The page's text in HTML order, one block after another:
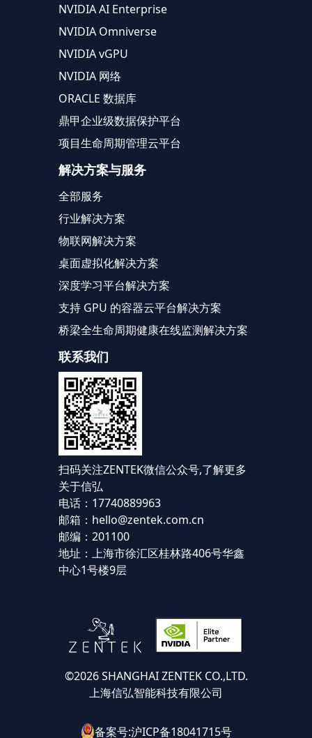
NVIDIA AI Enterprise
NVIDIA Omniverse
NVIDIA vGPU
NVIDIA 网络
ORACLE 数据库
鼎甲企业级数据保护平台
项目生命周期管理云平台
解决方案与服务
全部服务
行业解决方案
物联网解决方案
桌面虚拟化解决方案
深度学习平台解决方案
支持 GPU 的容器云平台解决方案
桥梁全生命周期健康在线监测解决方案
联系我们
扫码关注ZENTEK微信公众号,了解更多
关于信弘
电话：17740889963
邮箱：hello@zentek.com.cn
邮编：201100
地址：上海市徐汇区桂林路406号华鑫
中心1号楼9层
©2026 SHANGHAI ZENTEK CO.,LTD.
上海信弘智能科技有限公司
备案号:沪ICP备18041715号